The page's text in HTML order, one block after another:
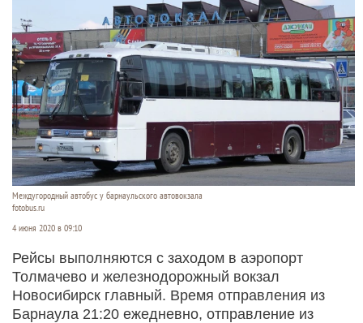
Междугородный автобус у барнаульского автовокзала
fotobus.ru
4 июня 2020 в 09:10
Рейсы выполняются с заходом в аэропорт
Толмачево и железнодорожный вокзал
Новосибирск главный. Время отправления из
Барнаула 21:20 ежедневно, отправление из